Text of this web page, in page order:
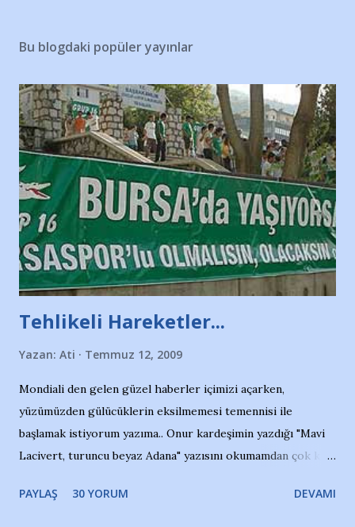
Bu blogdaki popüler yayınlar
Tehlikeli Hareketler...
Yazan: Ati Temmuz 12, 2009
Mondiali den gelen güzel haberler içimizi açarken,
yüzümüzden gülücüklerin eksilmemesi temennisi ile
başlamak istiyorum yazıma.. Onur kardeşimin yazdığı "Mavi
Lacivert, turuncu beyaz Adana" yazısını okumamdan çok kısa
irkildim.. "Bursasporlu taraftarlar, İstanbul takımlarının
PAYLAŞ 30 YORUM DEVAMI